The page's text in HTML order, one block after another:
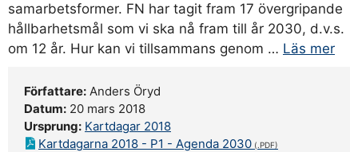
samarbetsformer. FN har tagit fram 17 övergripande
hållbarhetsmål som vi ska nå fram till år 2030, d.v.s.
om 12 år. Hur kan vi tillsammans genom … Läs mer
Författare: Anders Öryd
Datum: 20 mars 2018
Ursprung: Kartdagar 2018
Kartdagarna 2018 - P1 - Agenda 2030